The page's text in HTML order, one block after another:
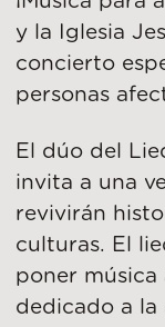
y la Iglesia
concierto
personas
El dúo del
invita a una
revivirán
culturas. El
poner música
dedicado a la